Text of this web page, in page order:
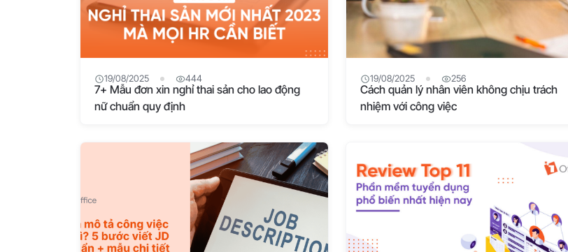
19/08/2025 444
7+ Mẫu đơn xin nghỉ thai sản cho lao động
nữ chuẩn quy định
19/08/2025 256
Cách quản lý nhân viên không chịu trách
nhiệm với công việc